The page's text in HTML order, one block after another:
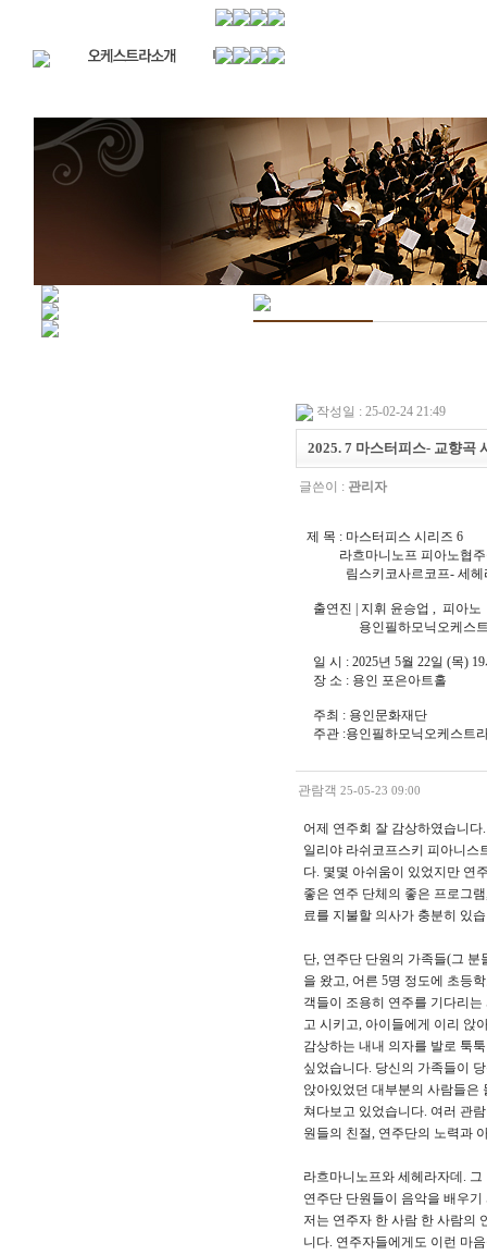
작성일 : 25-02-24 21:49
2025. 7 마스터피스- 교향곡
글쓴이 : 관리자
제 목 : 마스터피스 시리즈 6
라흐마니노프 피아노협주
림스키코사르코프- 세헤
출연진 | 지휘 윤승업 , 피아
용인필하모닉오케스트
일 시 : 2025년 5월 22일 (목)
장 소 : 용인 포은아트홀
주최 : 용인문화재단
주관 :용인필하모닉오케스트
관람객 25-05-23 09:00
어제 연주회 잘 감상하였습니
일리야 라쉬코프스키 피아니스
다. 몇몇 아쉬움이 있었지만 연
좋은 연주 단체의 좋은 프로그
료를 지불할 의사가 충분히 있
단, 연주단 단원의 가족들(그
을 왔고, 어른 5명 정도에 초등
객들이 조용히 연주를 기다리
고 시키고, 아이들에게 이리 앉
감상하는 내내 의자를 발로 툭
싶었습니다. 당신의 가족들이
앉아있었던 대부분의 사람들은
쳐다보고 있었습니다. 여러 관
원들의 친절, 연주단의 노력과
라흐마니노프와 세헤라자데.
연주단 단원들이 음악을 배우
저는 연주자 한 사람 한 사람의
니다. 연주자들에게도 이런 마